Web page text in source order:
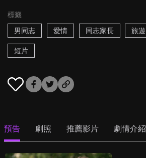
標籤
男同志
愛情 同志家長 旅遊
短片
預告 劇照 推薦影片 劇情介紹